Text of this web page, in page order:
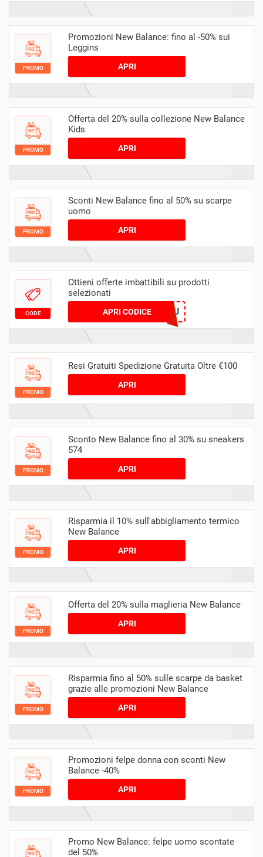
PROMO
Promozioni New Balance: fino al -50% sui
Leggins
APRI
PROMO
Offerta del 20% sulla collezione New Balance
Kids
APRI
PROMO
Sconti New Balance fino al 50% su scarpe
uomo
APRI
CODE
Ottieni offerte imbattibili su prodotti
selezionati
APRI CODICE
NBGIFT4YOU
PROMO
Resi Gratuiti Spedizione Gratuita Oltre €100
APRI
PROMO
Sconto New Balance fino al 30% su sneakers
574
APRI
PROMO
Risparmia il 10% sull'abbigliamento termico
New Balance
APRI
PROMO
Offerta del 20% sulla maglieria New Balance
APRI
PROMO
Risparmia fino al 50% sulle scarpe da basket
grazie alle promozioni New Balance
APRI
PROMO
Promozioni felpe donna con sconti New
Balance -40%
APRI
Promo New Balance: felpe uomo scontate
del 50%